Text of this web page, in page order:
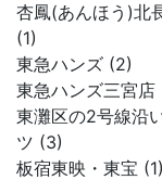
杏鳳(あんほう)北
(1)
東急ハンズ (2)
東急ハンズ三宮店
東灘区の2号線沿
ツ (3)
板宿東映・東宝 (1)